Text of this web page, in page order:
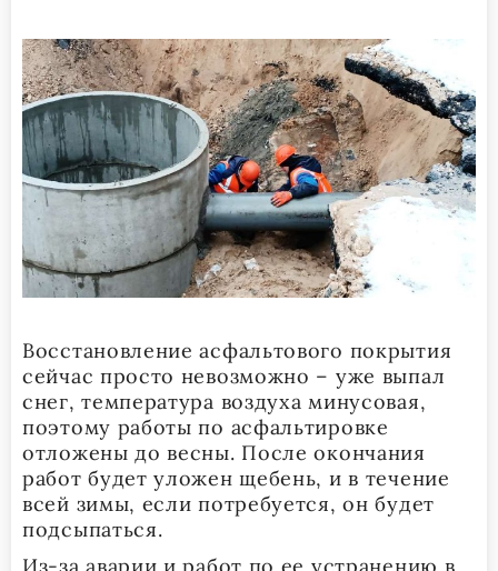
Восстановление асфальтового покрытия
сейчас просто невозможно – уже выпал
снег, температура воздуха минусовая,
поэтому работы по асфальтировке
отложены до весны. После окончания
работ будет уложен щебень, и в течение
всей зимы, если потребуется, он будет
подсыпаться.
Из-за аварии и работ по ее устранению в